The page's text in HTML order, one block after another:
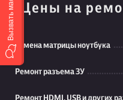
Цены на
Замена матрицы ноутбука
Ремонт разъема ЗУ
Ремонт HDMI, USB и других